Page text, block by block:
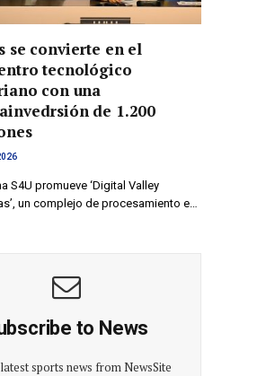
se convierte en el
tecnológico
con una
de 1.200
S4U promueve ‘Digital Valley
un complejo de procesamiento e…
to News
sports news from NewsSite